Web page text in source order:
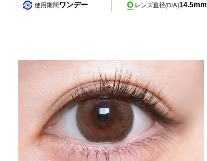
使用期間ワンデー レンズ直径(DIA)14.5mm